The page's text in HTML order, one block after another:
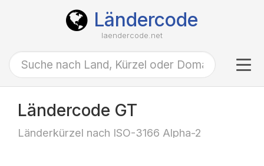
Ländercode
laendercode.net
Ländercode GT
Länderkürzel nach ISO-3166 Alpha-2